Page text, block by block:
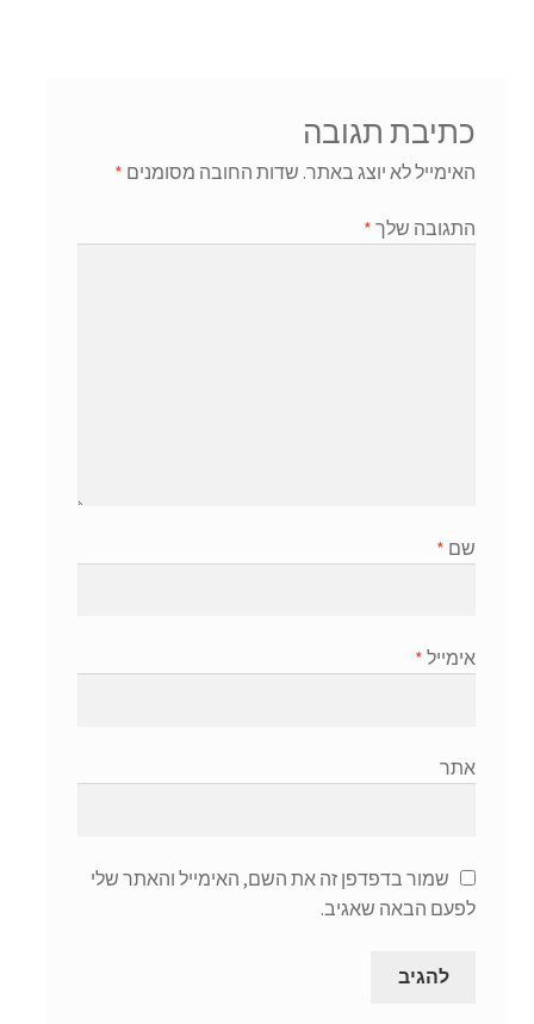
כתיבת תגובה
האימייל לא יוצג באתר. שדות החובה מסומנים *
התגובה שלך *
שם *
אימייל *
אתר
שמור בדפדפן זה את השם, האימייל והאתר שלי
לפעם הבאה שאגיב.